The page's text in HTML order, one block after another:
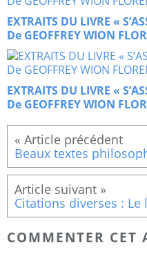
EXTRAITS DU LIVRE «
De GEOFFREY WION
EXTRAITS DU LIVRE «
De GEOFFREY WION
COMMENTER CET